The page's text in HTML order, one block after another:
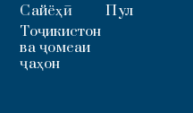
Сайёҳӣ
Тоҷикистон
ва ҷомеаи
ҷаҳон
Пул